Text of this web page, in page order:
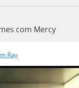
com Mercy
Ray